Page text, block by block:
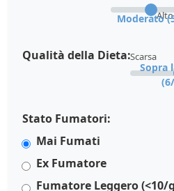
Moderato
Qualità della Dieta:Scarsa
Sopra
Stato Fumatori:
Mai Fumati
Ex Fumatore
Fumatore Leggero (<10/